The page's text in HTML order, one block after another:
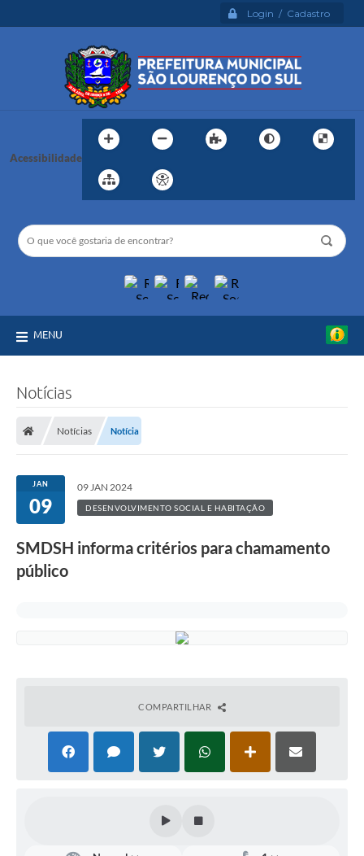
Login / Cadastro
Acessibilidade
MENU
Notícias
Notícias Notícia
JAN
09
09 JAN 2024
DESENVOLVIMENTO SOCIAL E HABITAÇÃO
SMDSH informa critérios para chamamento
público
COMPARTILHAR